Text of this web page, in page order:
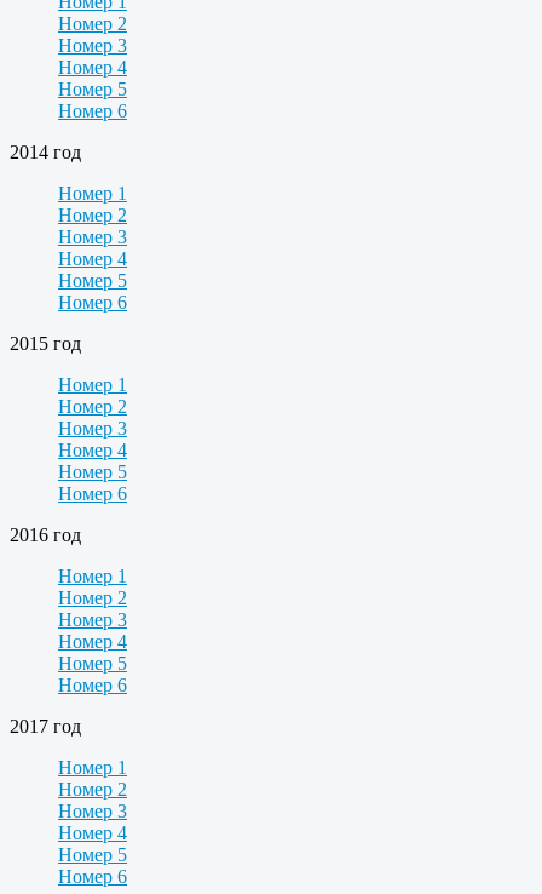
Номер 2
Номер 3
Номер 4
Номер 5
Номер 6
2014 год
Номер 1
Номер 2
Номер 3
Номер 4
Номер 5
Номер 6
2015 год
Номер 1
Номер 2
Номер 3
Номер 4
Номер 5
Номер 6
2016 год
Номер 1
Номер 2
Номер 3
Номер 4
Номер 5
Номер 6
2017 год
Номер 1
Номер 2
Номер 3
Номер 4
Номер 5
Номер 6